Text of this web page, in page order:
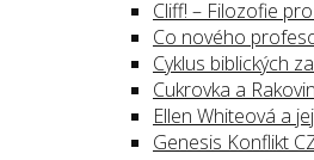
Cliff! – Filozofie
Co nového
Cyklus biblických
Cukrovka a
Ellen Whiteová a
Genesis Konflikt